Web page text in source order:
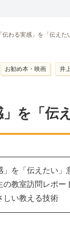
ト
「伝わる実感」を「伝えた
お勧め本・映画 井
」を「伝
を「伝えたい」
教室訪問レポー
い教える技術